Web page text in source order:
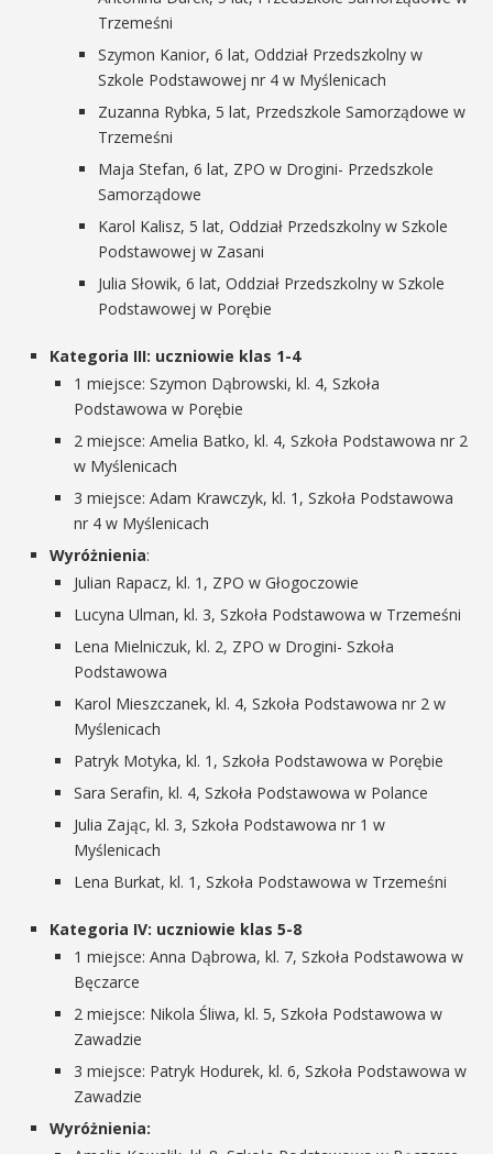
Trzemeśni
Szymon Kanior, 6 lat, Oddział Przedszkolny w
Szkole Podstawowej nr 4 w Myślenicach
Zuzanna Rybka, 5 lat, Przedszkole Samorządowe w
Trzemeśni
Maja Stefan, 6 lat, ZPO w Drogini- Przedszkole
Samorządowe
Karol Kalisz, 5 lat, Oddział Przedszkolny w Szkole
Podstawowej w Zasani
Julia Słowik, 6 lat, Oddział Przedszkolny w Szkole
Podstawowej w Porębie
Kategoria III: uczniowie klas 1-4
1 miejsce: Szymon Dąbrowski, kl. 4, Szkoła
Podstawowa w Porębie
2 miejsce: Amelia Batko, kl. 4, Szkoła Podstawowa nr 2
w Myślenicach
3 miejsce: Adam Krawczyk, kl. 1, Szkoła Podstawowa
nr 4 w Myślenicach
Wyróżnienia:
Julian Rapacz, kl. 1, ZPO w Głogoczowie
Lucyna Ulman, kl. 3, Szkoła Podstawowa w Trzemeśni
Lena Mielniczuk, kl. 2, ZPO w Drogini- Szkoła
Podstawowa
Karol Mieszczanek, kl. 4, Szkoła Podstawowa nr 2 w
Myślenicach
Patryk Motyka, kl. 1, Szkoła Podstawowa w Porębie
Sara Serafin, kl. 4, Szkoła Podstawowa w Polance
Julia Zając, kl. 3, Szkoła Podstawowa nr 1 w
Myślenicach
Lena Burkat, kl. 1, Szkoła Podstawowa w Trzemeśni
Kategoria IV: uczniowie klas 5-8
1 miejsce: Anna Dąbrowa, kl. 7, Szkoła Podstawowa w
Bęczarce
2 miejsce: Nikola Śliwa, kl. 5, Szkoła Podstawowa w
Zawadzie
3 miejsce: Patryk Hodurek, kl. 6, Szkoła Podstawowa w
Zawadzie
Wyróżnienia: